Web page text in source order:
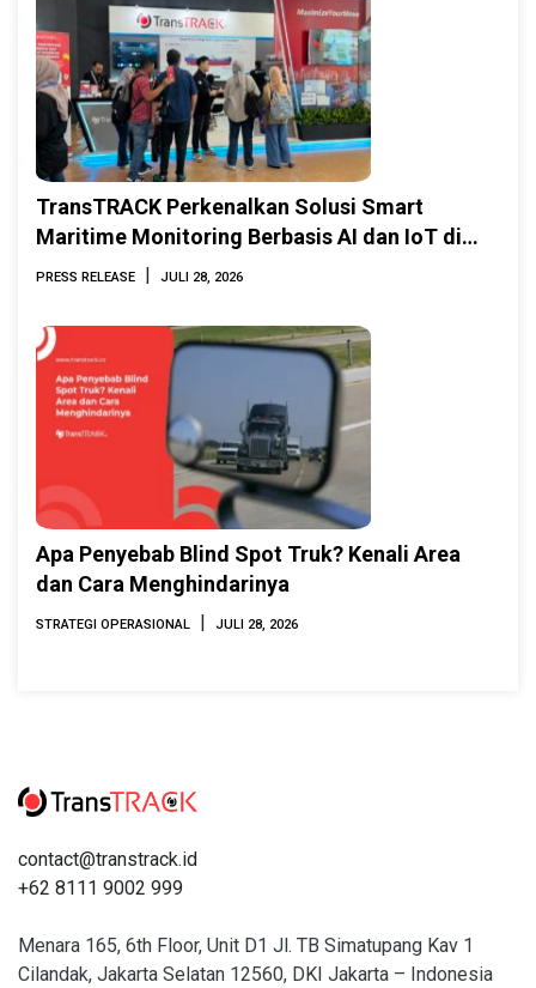
TransTRACK Perkenalkan Solusi Smart
Maritime Monitoring Berbasis AI dan IoT di
INAMARINE 2026
PRESS RELEASE | JULI 28, 2026
Apa Penyebab Blind Spot Truk? Kenali Area
dan Cara Menghindarinya
STRATEGI OPERASIONAL | JULI 28, 2026
contact@transtrack.id
+62 8111 9002 999
Menara 165, 6th Floor, Unit D1 Jl. TB Simatupang Kav 1
Cilandak, Jakarta Selatan 12560, DKI Jakarta – Indonesia